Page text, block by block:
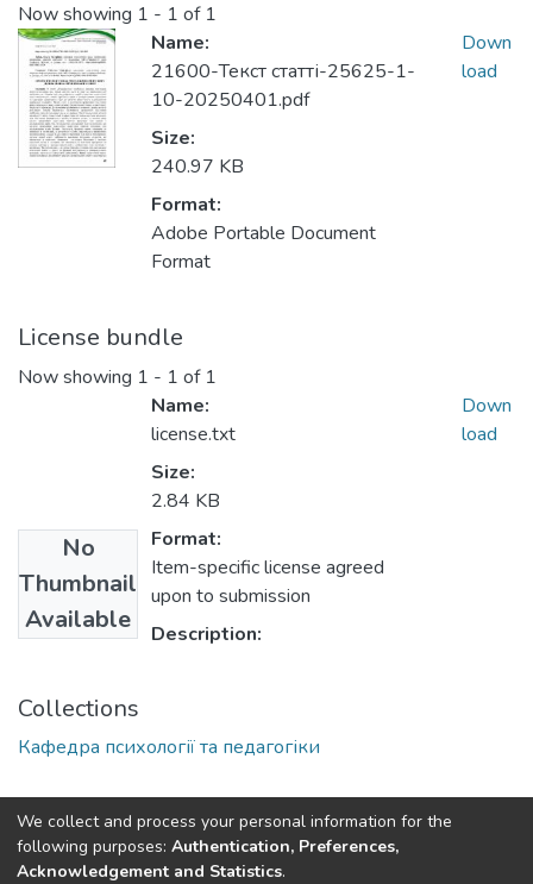
Now showing 1 - 1 of 1
Name:
21600-Текст статті-25625-1-
10-20250401.pdf
Size:
240.97 KB
Format:
Adobe Portable Document
Format
Down
load
License bundle
Now showing 1 - 1 of 1
No
Thumbnail
Available
Name:
license.txt
Size:
2.84 KB
Format:
Item-specific license agreed
upon to submission
Description:
Down
load
Collections
Кафедра психології та педагогіки
Університет ім. Альфреда Нобеля copyright © 2002-2026
Except where otherwise noted, content on this site
We collect and process your personal information for the
following purposes: Authentication, Preferences,
Acknowledgement and Statistics.